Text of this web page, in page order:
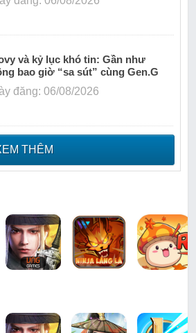
và kỷ lục khó tin: Gần như
bao giờ “sa sút” cùng Gen.G
đăng: 06/08/2026
THÊM